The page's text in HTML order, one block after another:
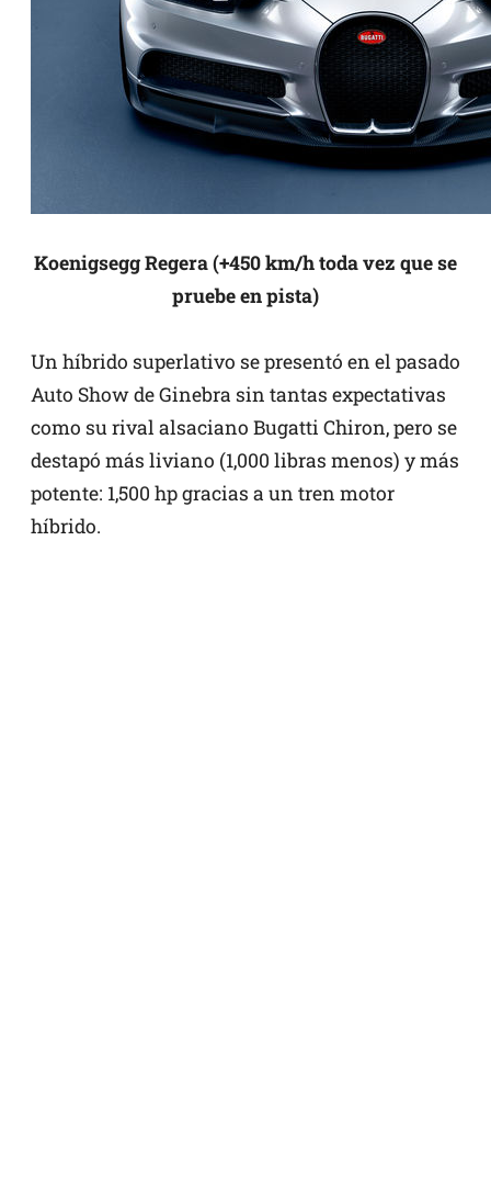
Koenigsegg Regera (+450 km/h toda vez que se
pruebe en pista)
Un híbrido superlativo se presentó en el pasado
Auto Show de Ginebra sin tantas expectativas
como su rival alsaciano Bugatti Chiron, pero se
destapó más liviano (1,000 libras menos) y más
potente: 1,500 hp gracias a un tren motor
híbrido.